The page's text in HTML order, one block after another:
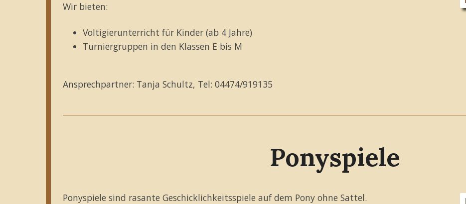
Wir bieten:
Voltigierunterricht für Kinder (ab 4 Jahre)
Turniergruppen in den Klassen E bis M
Ansprechpartner: Tanja Schultz, Tel: 04474/919135
Ponyspiele
Ponyspiele sind rasante Geschicklichkeitsspiele auf dem Pony ohne Sattel.